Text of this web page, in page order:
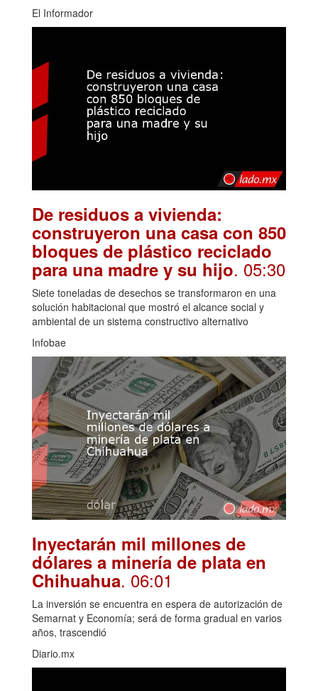
El Informador
De residuos a vivienda:
construyeron una casa con 850
bloques de plástico reciclado
para una madre y su hijo. 05:30
Siete toneladas de desechos se transformaron en una
solución habitacional que mostró el alcance social y
ambiental de un sistema constructivo alternativo
Infobae
Inyectarán mil millones de
dólares a minería de plata en
Chihuahua. 06:01
La inversión se encuentra en espera de autorización de
Semarnat y Economía; será de forma gradual en varios
años, trascendió
Diario.mx